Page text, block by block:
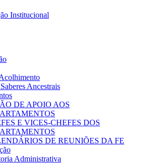
Institucional
Ancestrais
DE APOIO AOS
E VICES-CHEFES DOS
DE REUNIÕES DA FE
Administrativa